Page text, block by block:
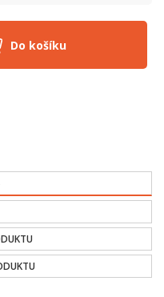
Do košíku